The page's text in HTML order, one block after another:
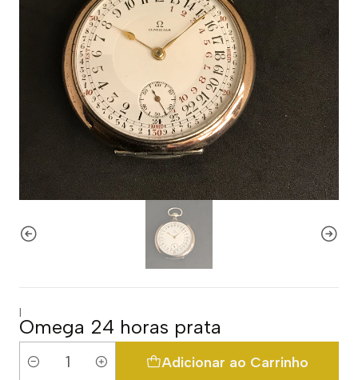
|
Omega 24 horas prata
Quantidade
Adicionar ao Carrinho